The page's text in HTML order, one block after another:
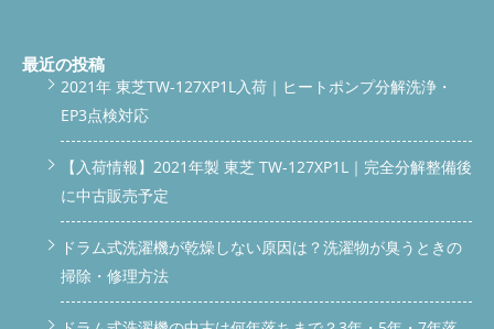
最近の投稿
2021年 東芝TW-127XP1L入荷｜ヒートポンプ分解洗浄・
EP3点検対応
【入荷情報】2021年製 東芝 TW-127XP1L｜完全分解整備後
に中古販売予定
ドラム式洗濯機が乾燥しない原因は？洗濯物が臭うときの
掃除・修理方法